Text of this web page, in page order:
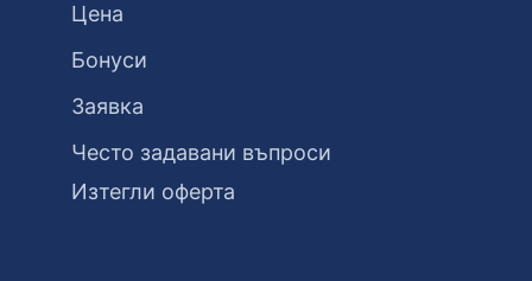
Цена
Бонуси
Заявка
Често задавани въпроси
Изтегли оферта